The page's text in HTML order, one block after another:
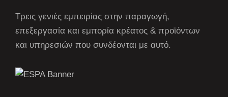
Τρεις γενιές εμπειρίας στην παραγωγή,
επεξεργασία και εμπορία κρέατος & προϊόντων
και υπηρεσιών που συνδέονται με αυτό.